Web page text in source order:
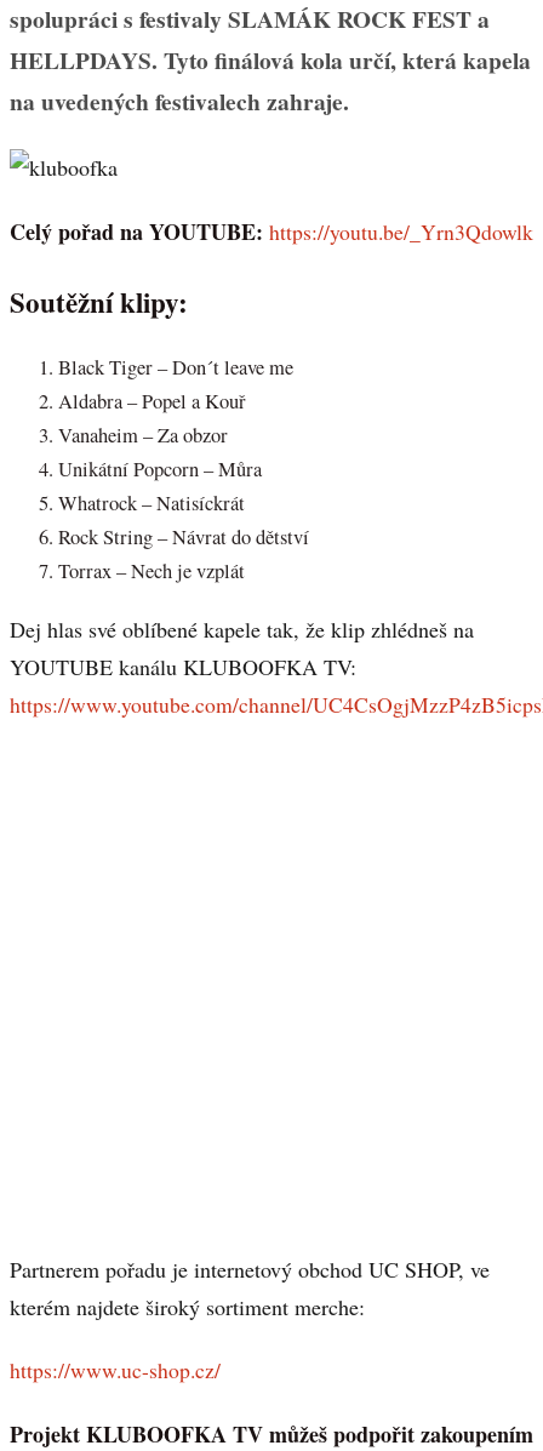
spolupráci s festivaly SLAMÁK ROCK FEST a
HELLPDAYS. Tyto finálová kola určí, která kapela
na uvedených festivalech zahraje.
Celý pořad na YOUTUBE: https://youtu.be/_Yrn3Qdowlk
Soutěžní klipy:
Black Tiger – Don´t leave me
Aldabra – Popel a Kouř
Vanaheim – Za obzor
Unikátní Popcorn – Můra
Whatrock – Natisíckrát
Rock String – Návrat do dětství
Torrax – Nech je vzplát
Dej hlas své oblíbené kapele tak, že klip zhlédneš na
YOUTUBE kanálu KLUBOOFKA TV:
https://www.youtube.com/channel/
Partnerem pořadu je internetový obchod UC SHOP, ve
kterém najdete široký sortiment merche:
https://www.uc-shop.cz/
Projekt KLUBOOFKA TV můžeš podpořit zakoupením